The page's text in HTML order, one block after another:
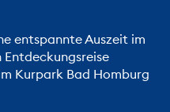
entspannte Auszeit im
Entdeckungsreise
Kurpark Bad Homburg